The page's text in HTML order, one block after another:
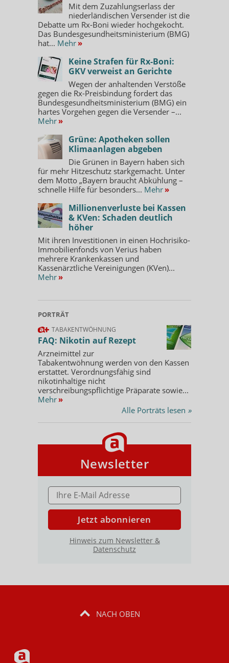
Mit dem Zuzahlungserlass der
niederländischen Versender ist die
Debatte um Rx-Boni wieder hochgekocht.
Das Bundesgesundheitsministerium (BMG)
hat... Mehr »
Keine Strafen für Rx-Boni:
GKV verweist an Gerichte
Wegen der anhaltenden Verstöße
gegen die Rx-Preisbindung fordert das
Bundesgesundheitsministerium (BMG) ein
hartes Vorgehen gegen die Versender –...
Mehr »
Grüne: Apotheken sollen
Klimaanlagen abgeben
Die Grünen in Bayern haben sich
für mehr Hitzeschutz starkgemacht. Unter
dem Motto „Bayern braucht Abkühlung –
schnelle Hilfe für besonders... Mehr »
Millionenverluste bei Kassen
& KVen: Schaden deutlich
höher
Mit ihren Investitionen in einen Hochrisiko-
Immobilienfonds von Verius haben
mehrere Krankenkassen und
Kassenärztliche Vereinigungen (KVen)...
Mehr »
PORTRÄT
TABAKENTWÖHNUNG
FAQ: Nikotin auf Rezept
Arzneimittel zur
Tabakentwöhnung werden von den Kassen
erstattet. Verordnungsfähig sind
nikotinhaltige nicht
verschreibungspflichtige Präparate sowie...
Mehr »
Alle Porträts lesen »
Newsletter
E-MAIL ADRESSE
Jetzt abonnieren
Hinweis zum Newsletter &
Datenschutz
NACH OBEN